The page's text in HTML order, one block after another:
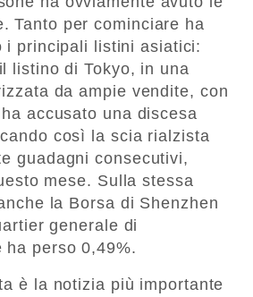
Tanto per cominciare ha
i principali listini asiatici:
listino di Tokyo, in una
da ampie vendite, con
accusato una discesa
così la scia rialzista
guadagni consecutivi,
mese. Sulla stessa
la Borsa di Shenzhen
generale di
ha perso 0,49%.
è la notizia più importante